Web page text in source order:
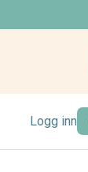
Logg inn